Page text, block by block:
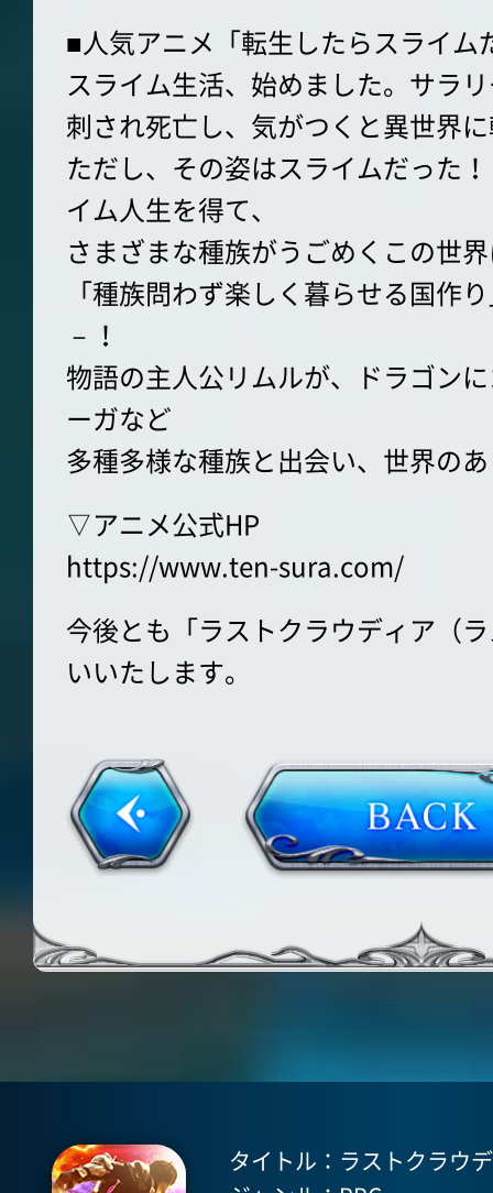
■人気アニメ「転生したらスライム
スライム生活、始めました。サラ
刺され死亡し、気がつくと異世界
ただし、その姿はスライムだった
イム人生を得て、
さまざまな種族がうごめくこの世
「種族問わず楽しく暮らせる国作
－！
物語の主人公リムルが、ドラゴン
ーガなど
多種多様な種族と出会い、世界の
▽アニメ公式HP
https://www.ten-sura.com/
今後とも「ラストクラウディア（
いいたします。
タイトル：ラストクラウ